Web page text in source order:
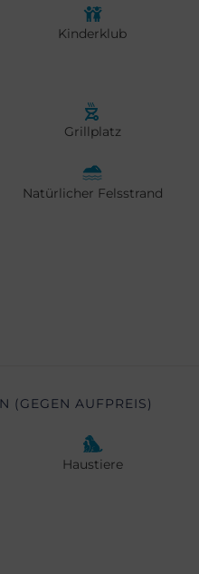
Kinderklub
Grillplatz
Natürlicher Felsstrand
(GEGEN AUFPREIS)
Haustiere